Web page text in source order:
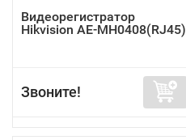
Видеорегистратор
Hikvision AE-MH0408(RJ45)
Звоните!